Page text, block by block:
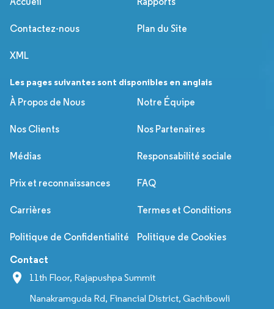
Contactez-nous Plan du Site
XML
Les pages suivantes sont disponibles en anglais
À Propos de Nous
Notre Équipe
Nos Clients Nos Partenaires
Médias Responsabilité sociale
Prix et reconnaissances FAQ
Carrières Termes et Conditions
Politique de Confidentialité Politique de Cookies
Contact
11th Floor, Rajapushpa Summit
Nanakramguda Rd, Financial District, Gachibowli